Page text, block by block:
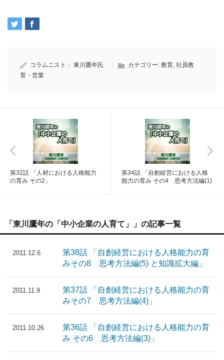
コラムニスト： 東川鷹年氏 カテゴリー: 教育, 社員教
育・営業
第32話 「人材における人格能力
の育み その2」
第34話 「自創経営における人格
能力の育み その4 思考方法編(1)
「東川鷹年の「中小企業の人育て」」の記事一覧
2011.12.6
第38話 「自創経営における人格能力の育
みその8 思考方法編(5) と知識拡大編」
2011.11.9
第37話 「自創経営における人格能力の育
みその7 思考方法編(4)」
2011.10.26
第36話 「自創経営における人格能力の育
み その6 思考方法編(3)」